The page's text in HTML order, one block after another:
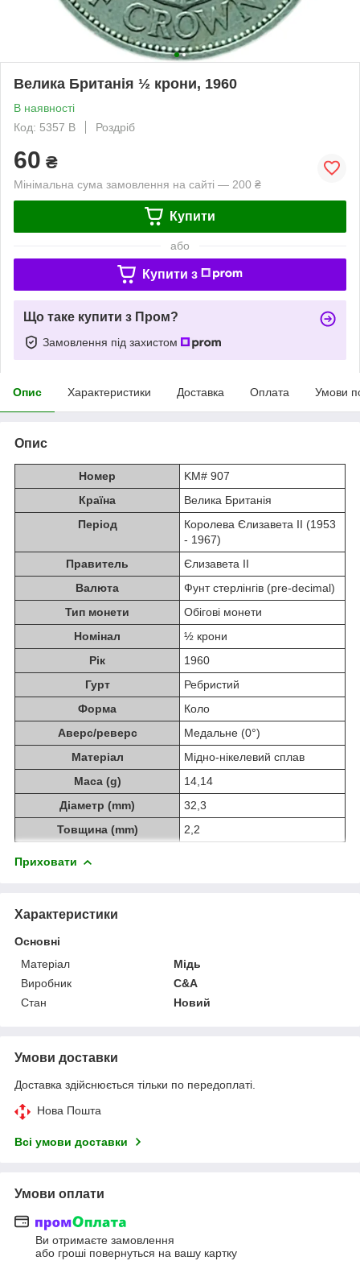
Велика Британія ½ крони, 1960
В наявності
Код: 5357 B
Роздріб
60 ₴
Мінімальна сума замовлення на сайті — 200 ₴
Купити
або
Купити з
Що таке купити з Пром?
Замовлення під захистом
Опис Характеристики Доставка Оплата Умови
Опис
Номер
KM# 907
Країна
Велика Британія
Період
Королева Єлизавета II (1953
- 1967)
Правитель
Єлизавета II
Валюта
Фунт стерлінгів (pre-decimal)
Тип монети
Обігові монети
Номінал
½ крони
Рік
1960
Гурт
Ребристий
Форма
Коло
Аверс/реверс
Медальне (0°)
Матеріал
Мідно-нікелевий сплав
Маса (g)
14,14
Діаметр (mm)
32,3
Товщина (mm)
2,2
Приховати
Характеристики
Основні
Матеріал
Мідь
Виробник
C&A
Стан
Новий
Умови доставки
Доставка здійснюється тільки по передоплаті.
Нова Пошта
Всі умови доставки
Умови оплати
Ви отримаєте замовлення
або гроші повернуться на вашу картку